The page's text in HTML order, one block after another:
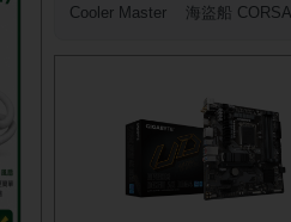
Cooler Master
海盜船